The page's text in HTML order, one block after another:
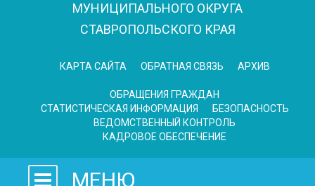
МУНИЦИПАЛЬНОГО ОКРУГА
СТАВРОПОЛЬСКОГО КРАЯ
КАРТА САЙТА ОБРАТНАЯ СВЯЗЬ АРХИВ
ОБРАЩЕНИЯ ГРАЖДАН
СТАТИСТИЧЕСКАЯ ИНФОРМАЦИЯ
БЕЗОПАСНОСТЬ
ВЕДОМСТВЕННЫЙ КОНТРОЛЬ
КАДРОВОЕ ОБЕСПЕЧЕНИЕ
МЕНЮ